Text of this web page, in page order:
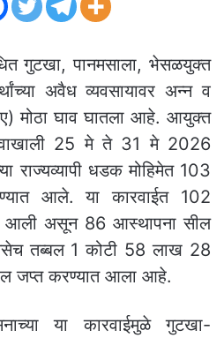
गुटखा, पानमसाला, भेसळयुक्त
अवैध व्यवसायावर अन्न व
मोठा घाव घातला आहे. आयुक्त
25 मे ते 31 मे 2026
राज्यव्यापी धडक मोहिमेत 103
आले. या कारवाईत 102
आली असून 86 आस्थापना सील
तब्बल 1 कोटी 58 लाख 28
जप्त करण्यात आला आहे.
या कारवाईमुळे गुटखा-